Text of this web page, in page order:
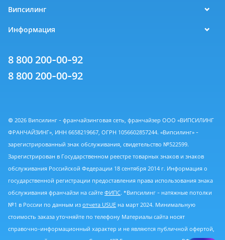
Випсилинг
Информация
8 800 200-00-92
8 800 200-00-92
© 2026 Випсилинг - франчайзинговая сеть, франчайзер ООО «ВИПСИЛИНГ
ФРАНЧАЙЗИНГ», ИНН 6658219667, ОГРН 1056602857244. «Випсилинг» -
зарегистрированный знак обслуживания, свидетельство №522599.
Зарегистрирован в Государственном реестре товарных знаков и знаков
обслуживания Российской Федерации 18 сентября 2014 г. Информация о
государственной регистрации предоставления права использования знака
обслуживания франчайзи на сайте ФИПС. *Випсилинг - натяжные потолки
№1 в России по данным из отчета USUE на март 2024. Минимальную
стоимость заказа уточняйте по телефону Материалы сайта носят
справочно-информационный характер и не являются публичной офертой,